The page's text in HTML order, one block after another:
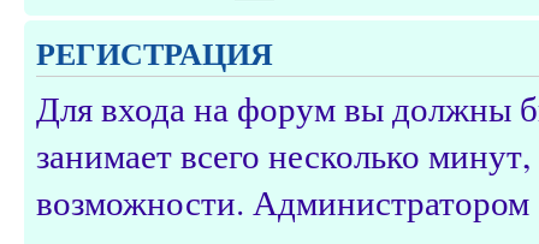
РЕГИСТРАЦИЯ
Для входа на форум вы должны
занимает всего несколько
возможности.